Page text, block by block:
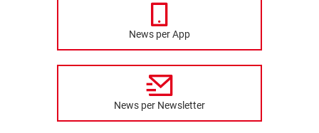
News per App
News per Newsletter